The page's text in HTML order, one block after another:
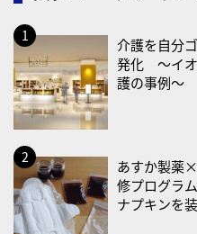
2026/08/13(木)
・一汁三菜の日
2026/08/17(月)
・減塩の日
・防犯の日
2026/08/19(水)
・世界人道デー
介護を自分
発化 〜イオ
護の事例〜
あすか製薬
修プログラ
ナプキンを